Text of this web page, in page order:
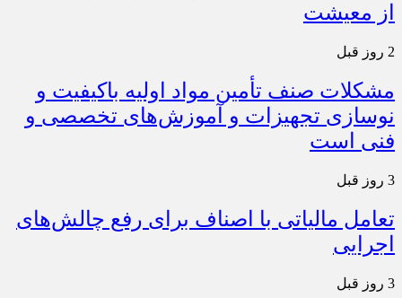
از معیشت
2 روز قبل
مشکلات صنف تأمین مواد اولیه باکیفیت و
نوسازی تجهیزات و آموزش‌های تخصصی و
فنی است
3 روز قبل
تعامل مالیاتی با اصناف برای رفع چالش‌های
اجرایی
3 روز قبل